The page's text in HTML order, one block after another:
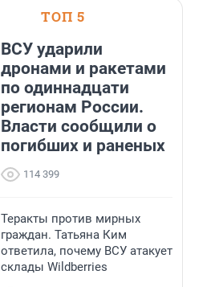
ТОП 5
ВСУ ударили
дронами и ракетами
по одиннадцати
регионам России.
Власти сообщили о
погибших и раненых
114 399
Теракты против мирных
граждан. Татьяна Ким
ответила, почему ВСУ атакует
склады Wildberries